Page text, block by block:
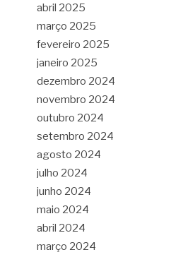
abril 2025
março 2025
fevereiro 2025
janeiro 2025
dezembro 2024
novembro 2024
outubro 2024
setembro 2024
agosto 2024
julho 2024
junho 2024
maio 2024
abril 2024
março 2024